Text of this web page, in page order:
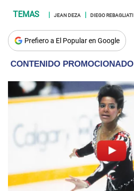
JEAN DEZA DIEGO REBAGLIATI
Prefiero a El Popular en Google